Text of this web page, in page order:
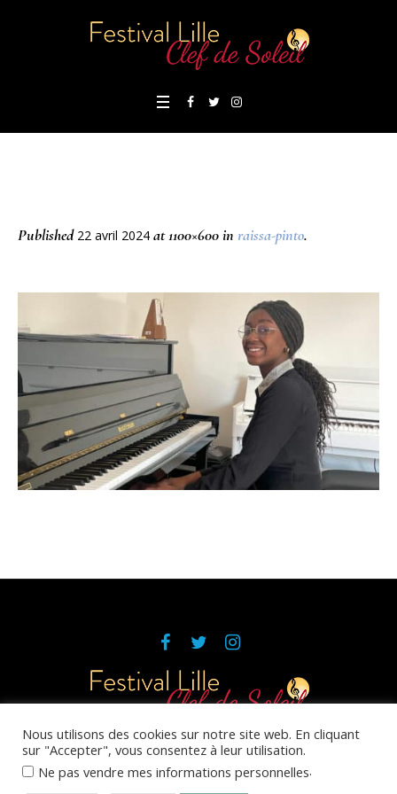
Published 22 avril 2024 at 1100×600 in raissa-pinto.
Réalisation et maintenance du siteEmilia Webdesign
Nous utilisons des cookies sur notre site web. En cliquant
sur "Accepter", vous consentez à leur utilisation.
Ne pas vendre mes informations personnelles.